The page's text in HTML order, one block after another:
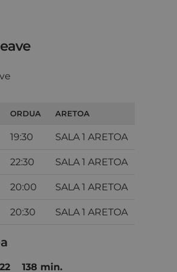
ORDUA ARETOA
19:30 SALA 1 ARETOA
22:30 SALA 1 ARETOA
20:00 SALA 1 ARETOA
20:30 SALA 1 ARETOA
138 min.